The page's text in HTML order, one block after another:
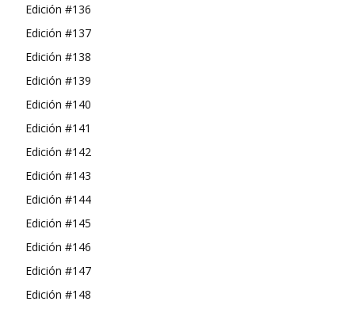
Edición #136
Edición #137
Edición #138
Edición #139
Edición #140
Edición #141
Edición #142
Edición #143
Edición #144
Edición #145
Edición #146
Edición #147
Edición #148